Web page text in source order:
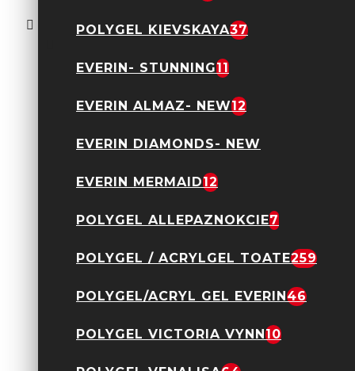
POLYGEL KIEVSKAYA37
EVERIN- STUNNING11
EVERIN ALMAZ- NEW12
EVERIN DIAMONDS- NEW
EVERIN MERMAID12
POLYGEL ALLEPAZNOKCIE7
POLYGEL / ACRYLGEL TOATE259
POLYGEL/ACRYL GEL EVERIN46
POLYGEL VICTORIA VYNN10
05 TPO Free
SERIES VENALISA V23